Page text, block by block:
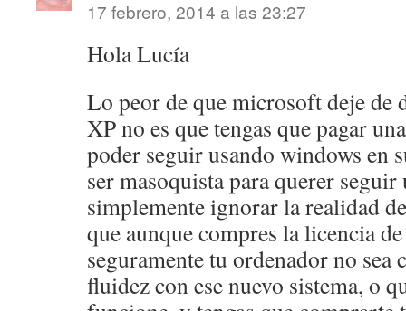
17 febrero, 2014 a las 23:27
Hola Lucía
Lo peor de que microsoft deje de
XP no es que tengas que pagar
poder seguir usando windows en
ser masoquista para querer
simplemente ignorar la realidad
que aunque compres la licencia
seguramente tu ordenador no sea
fluidez con ese nuevo sistema, o